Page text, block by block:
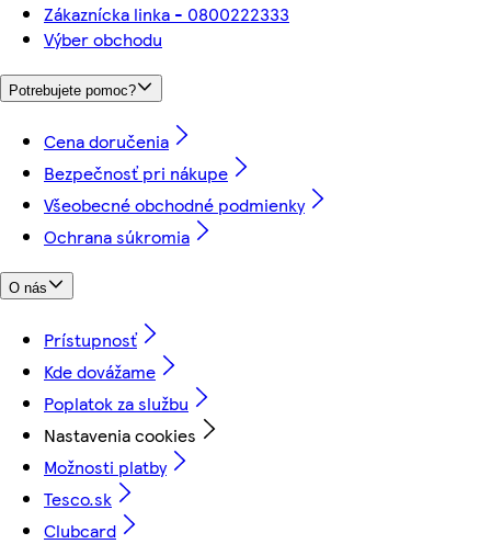
Zákaznícka linka - 0800222333
Výber obchodu
Potrebujete pomoc?
Cena doručenia
Bezpečnosť pri nákupe
Všeobecné obchodné podmienky
Ochrana súkromia
O nás
Prístupnosť
Kde dovážame
Poplatok za službu
Nastavenia cookies
Možnosti platby
Tesco.sk
Clubcard